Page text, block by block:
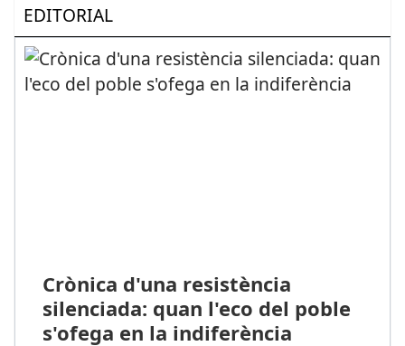
EDITORIAL
Crònica d'una resistència
silenciada: quan l'eco del poble
s'ofega en la indiferència